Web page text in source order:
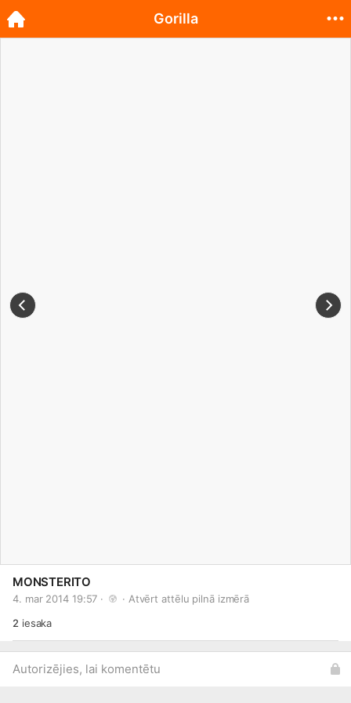
MONSTERITO
4. mar 2014 19:57 · · Atvērt attēlu pilnā izmērā
2 iesaka
Autorizējies, lai komentētu
Gorilla